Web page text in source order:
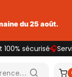
du 25 août.
sécurisé🎧